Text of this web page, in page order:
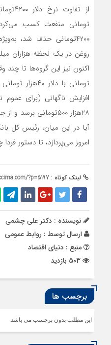
تومانی منفعت کسب
۴۲۰۰تومانی حذف شد،
روغن در یک لحظه هزاران
تومانی با دلار
افزایش ناگهانی (برای عموم
۲۸‌هزار ۵۰۰تومانی
آیا در این میان، رئیس کل
امروز می‌‌‌پردازد، تا دستور
لینک کوتاه : ?p=5197
نویسنده : دکتر علی چشمی
ارسال توسط : روابط عمومی
منبع : دنیای اقتصاد
برچسب ها
این مطلب بدون برچسب می باشد.